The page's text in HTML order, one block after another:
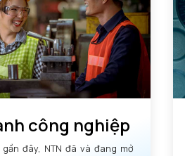
công nghiệp
đây, NTN đã và đang mở